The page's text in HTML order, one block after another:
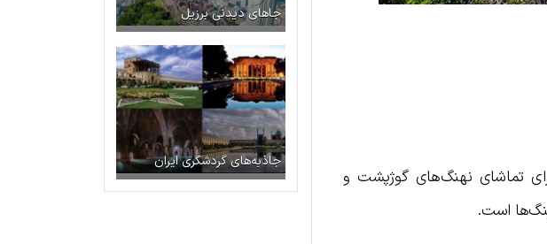
تماشای نهنگ‌های گوژپشت و
است.
جاهای دیدنی برزیل
جاذبه‌های گردشگری ایران